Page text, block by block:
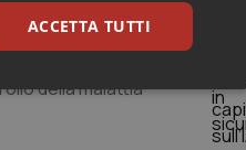
con elevate
della malattia
ACCETTA TUTTI
Marketing